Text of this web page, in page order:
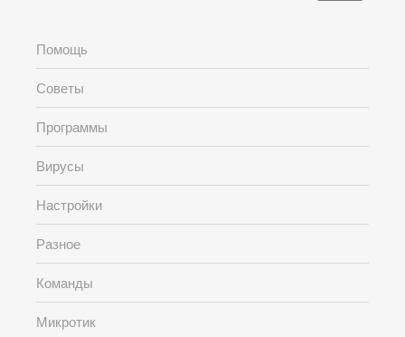
Помощь
Советы
Программы
Вирусы
Настройки
Разное
Команды
Микротик